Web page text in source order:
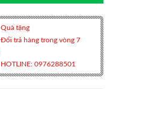
Quà tặng
Đổi trả hàng trong vòng 7
HOTLINE: 0976288501